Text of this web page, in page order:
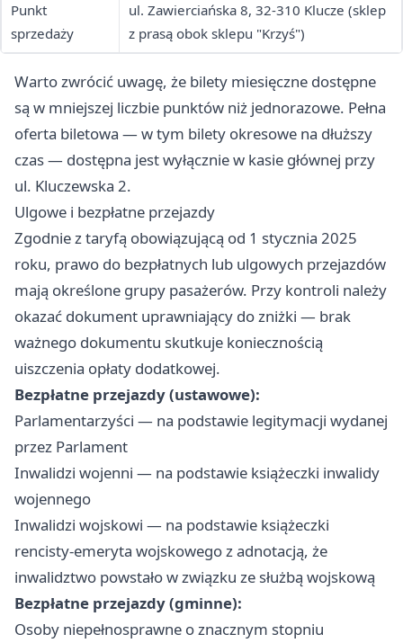
Punkt
sprzedaży
ul. Zawierciańska 8, 32-310 Klucze (sklep
z prasą obok sklepu "Krzyś")
Warto zwrócić uwagę, że bilety miesięczne dostępne
są w mniejszej liczbie punktów niż jednorazowe. Pełna
oferta biletowa — w tym bilety okresowe na dłuższy
czas — dostępna jest wyłącznie w kasie głównej przy
ul. Kluczewska 2.
Ulgowe i bezpłatne przejazdy
Zgodnie z taryfą obowiązującą od 1 stycznia 2025
roku, prawo do bezpłatnych lub ulgowych przejazdów
mają określone grupy pasażerów. Przy kontroli należy
okazać dokument uprawniający do zniżki — brak
ważnego dokumentu skutkuje koniecznością
uiszczenia opłaty dodatkowej.
Bezpłatne przejazdy (ustawowe):
Parlamentarzyści — na podstawie legitymacji wydanej
przez Parlament
Inwalidzi wojenni — na podstawie książeczki inwalidy
wojennego
Inwalidzi wojskowi — na podstawie książeczki
rencisty-emeryta wojskowego z adnotacją, że
inwalidztwo powstało w związku ze służbą wojskową
Bezpłatne przejazdy (gminne):
Osoby niepełnosprawne o znacznym stopniu